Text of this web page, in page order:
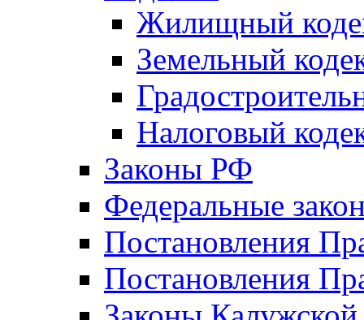
Жилищный
Земельный
Налоговый
Законы РФ
Федеральные
Постановления
Постановления